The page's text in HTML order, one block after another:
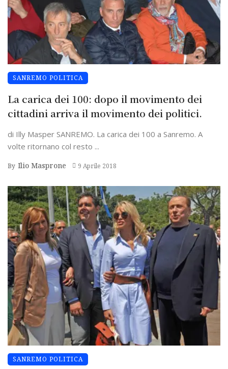
SANREMO POLITICA
La carica dei 100: dopo il movimento dei
cittadini arriva il movimento dei politici.
di Illy Masper SANREMO. La carica dei 100 a Sanremo. A
volte ritornano col resto ...
By Ilio Masprone 9 Aprile 2018
SANREMO POLITICA